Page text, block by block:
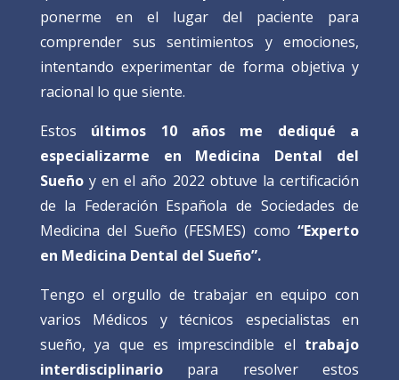
ponerme en el lugar del paciente para
comprender sus sentimientos y emociones,
intentando experimentar de forma objetiva y
racional lo que siente.
Estos últimos 10 años me dediqué a
especializarme en Medicina Dental del
Sueñoy en el año 2022 obtuve la certificación
de la Federación Española de Sociedades de
Medicina del Sueño (FESMES) como“Experto
en Medicina Dental del Sueño”.
Tengo el orgullo de trabajar en equipo con
varios Médicos y técnicos especialistas en
sueño, ya que es imprescindible el trabajo
interdisciplinariopara resolver estos